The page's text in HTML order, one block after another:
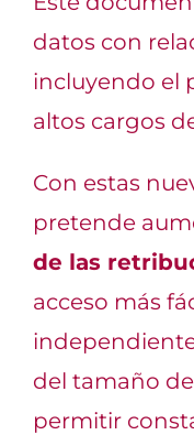
datos con
incluyendo el
altos cargos
Con estas
pretende
de las
acceso más
del tamaño
permitir